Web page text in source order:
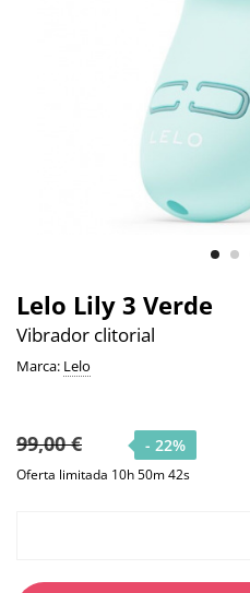
Lelo Lily 3 Verde
Vibrador clitorial
Marca: Lelo
99,00 € - 22%
Oferta limitada 10h 50m 42s